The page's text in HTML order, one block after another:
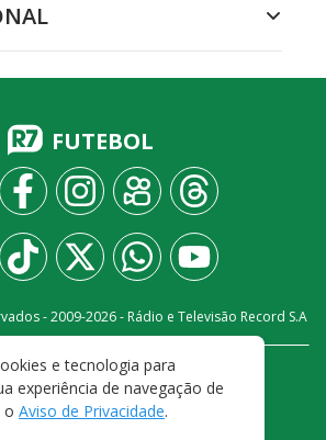
FUTEBOL
- 2009-2026- Rádio e Televisão Record S.A
FALE CONOSCO
PRIVACIDADE
E CONDIÇÕES DE USO
e tecnologia para
experiência de navegação de
o Aviso de Privacidade.